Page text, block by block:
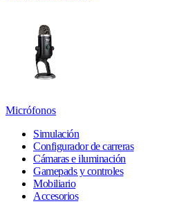
Micrófonos
Simulación
Configurador de carreras
Cámaras e iluminación
Gamepads y controles
Mobiliario
Accesorios